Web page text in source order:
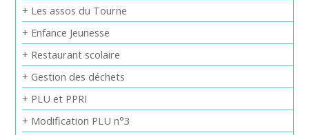
+ Les assos du Tourne
+ Enfance Jeunesse
+ Restaurant scolaire
+ Gestion des déchets
+ PLU et PPRI
+ Modification PLU n°3